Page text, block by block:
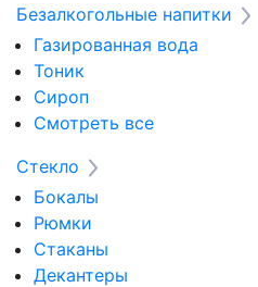
Безалкогольные напитки
Газированная вода
Тоник
Сироп
Смотреть все
Стекло
Бокалы
Рюмки
Стаканы
Декантеры